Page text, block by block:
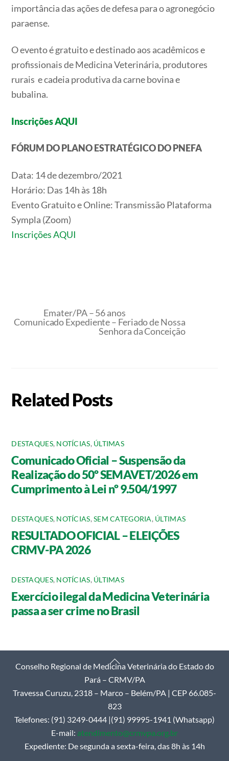
importância das ações de defesa para o agronegócio
paraense.
O evento é gratuito e destinado aos acadêmicos e
profissionais de Medicina Veterinária, produtores
rurais e cadeia produtiva da carne bovina e
bubalina.
Inscrições AQUI
FÓRUM DO PLANO ESTRATÉGICO DO PNEFA
Data: 14 de dezembro/2021
Horário: Das 14h às 18h
Evento Gratuito e Online: Transmissão Plataforma
Sympla (Zoom)
Inscrições AQUI
Emater/PA – 56 anos
Comunicado Expediente – Feriado de Nossa
Senhora da Conceição
Related Posts
DESTAQUES, NOTÍCIAS, ÚLTIMAS
Comunicado Oficial – Suspensão da
Realização do 50º SEMAVET/2026 em
Cumprimento à Lei nº 9.504/1997
DESTAQUES, NOTÍCIAS,SEM CATEGORIA, ÚLTIMAS
RESULTADO OFICIAL – ELEIÇÕES
CRMV-PA 2026
DESTAQUES, NOTÍCIAS, ÚLTIMAS
Exercício ilegal da Medicina Veterinária
passa a ser crime no Brasil
Back
To
Top
Conselho Regional de Medicina Veterinária do Estado do
Pará – CRMV/PA
Travessa Curuzu, 2318 – Marco – Belém/PA | CEP 66.085-
823
Telefones: (91) 3249-0444 |(91) 99995-1941 (Whatsapp)
E-mail: atendimento@crmvpa.org.br
Expediente: De segunda a sexta-feira, das 8h às 14h